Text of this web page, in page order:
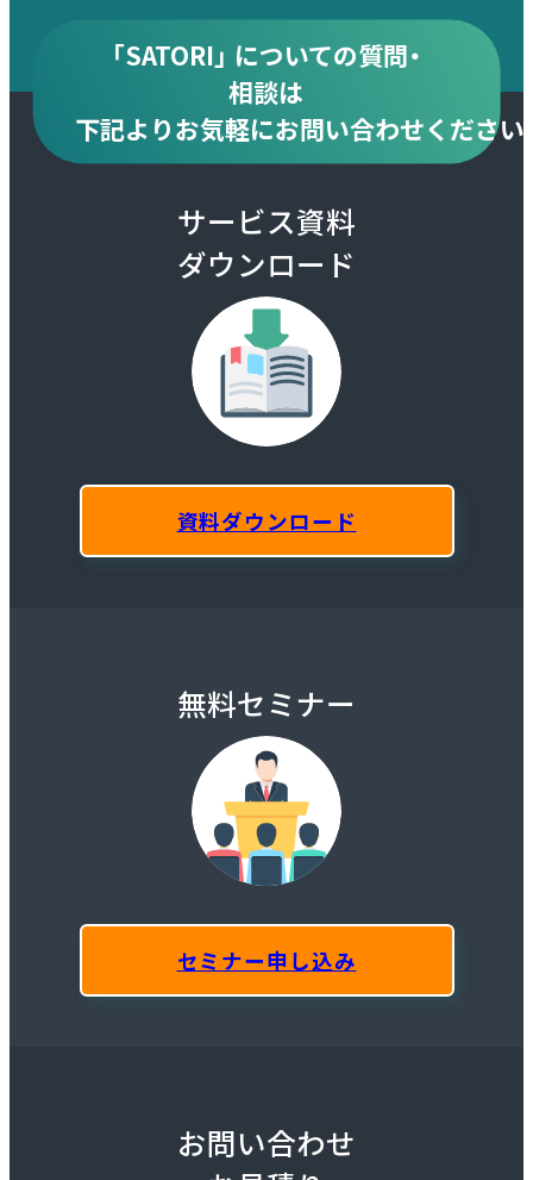
「SATORI」 についての質問・
相談は
下記よりお気軽にお問い合わせください
サービス資料
ダウンロード
資料ダウンロード
無料セミナー
セミナー申し込み
お問い合わせ